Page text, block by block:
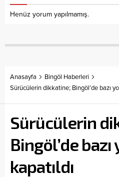
Henüz yorum yapılmamış.
Anasayfa
Bingöl Haberleri
Sürücülerin dikkatine; Bingöl’de bazı
Sürücülerin
Bingöl’de
kapatıldı